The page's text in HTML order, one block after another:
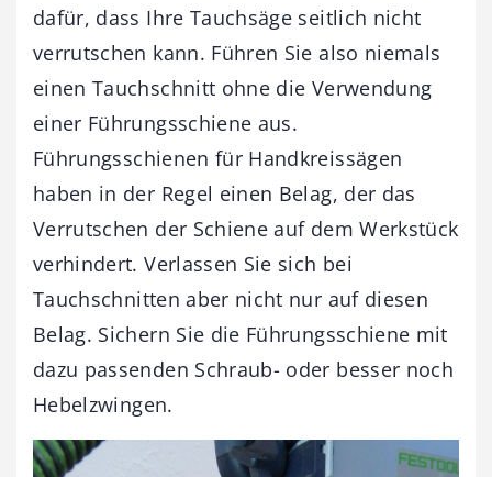
dafür, dass Ihre Tauchsäge seitlich nicht
verrutschen kann. Führen Sie also niemals
einen Tauchschnitt ohne die Verwendung
einer Führungsschiene aus.
Führungsschienen für Handkreissägen
haben in der Regel einen Belag, der das
Verrutschen der Schiene auf dem Werkstück
verhindert. Verlassen Sie sich bei
Tauchschnitten aber nicht nur auf diesen
Belag. Sichern Sie die Führungsschiene mit
dazu passenden Schraub- oder besser noch
Hebelzwingen.